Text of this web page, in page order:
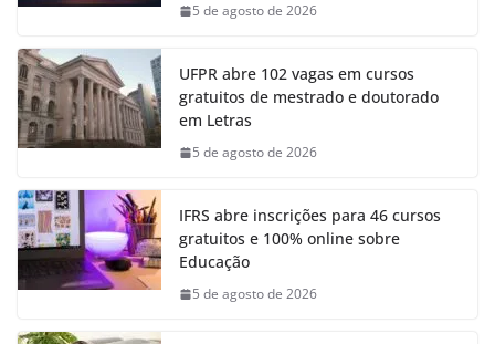
5 de agosto de 2026
UFPR abre 102 vagas em cursos
gratuitos de mestrado e doutorado
em Letras
5 de agosto de 2026
IFRS abre inscrições para 46 cursos
gratuitos e 100% online sobre
Educação
5 de agosto de 2026